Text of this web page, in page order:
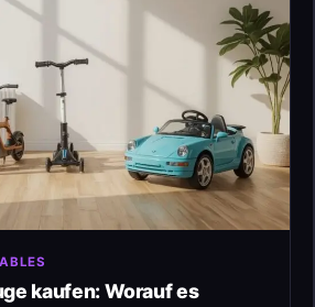
kaufen: Worauf es